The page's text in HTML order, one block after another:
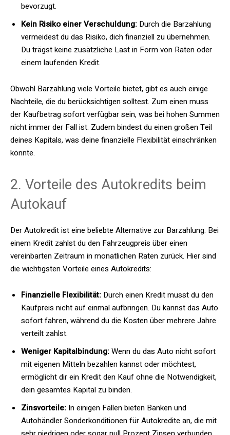
bevorzugt.
Kein Risiko einer Verschuldung: Durch die Barzahlung
vermeidest du das Risiko, dich finanziell zu übernehmen.
Du trägst keine zusätzliche Last in Form von Raten oder
einem laufenden Kredit.
Obwohl Barzahlung viele Vorteile bietet, gibt es auch einige
Nachteile, die du berücksichtigen solltest. Zum einen muss
der Kaufbetrag sofort verfügbar sein, was bei hohen Summen
nicht immer der Fall ist. Zudem bindest du einen großen Teil
deines Kapitals, was deine finanzielle Flexibilität einschränken
könnte.
2. Vorteile des Autokredits beim
Autokauf
Der Autokredit ist eine beliebte Alternative zur Barzahlung. Bei
einem Kredit zahlst du den Fahrzeugpreis über einen
vereinbarten Zeitraum in monatlichen Raten zurück. Hier sind
die wichtigsten Vorteile eines Autokredits:
Finanzielle Flexibilität: Durch einen Kredit musst du den
Kaufpreis nicht auf einmal aufbringen. Du kannst das Auto
sofort fahren, während du die Kosten über mehrere Jahre
verteilt zahlst.
Weniger Kapitalbindung:Wenn du das Auto nicht sofort
mit eigenen Mitteln bezahlen kannst oder möchtest,
ermöglicht dir ein Kredit den Kauf ohne die Notwendigkeit,
dein gesamtes Kapital zu binden.
Zinsvorteile: In einigen Fällen bieten Banken und
Autohändler Sonderkonditionen für Autokredite an, die mit